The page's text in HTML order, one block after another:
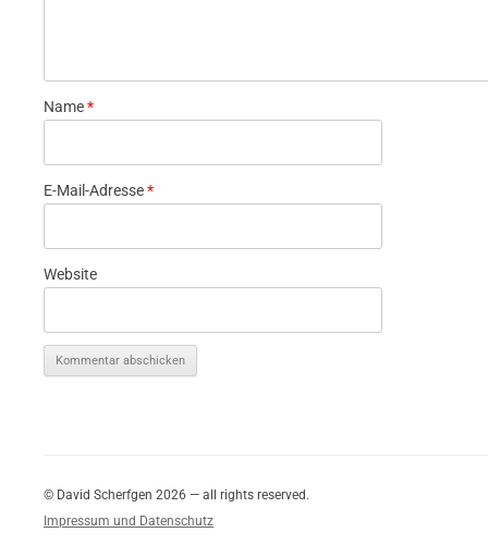
Name*
E-Mail-Adresse*
Website
© David Scherfgen 2026 — all rights reserved.
Impressum und Datenschutz